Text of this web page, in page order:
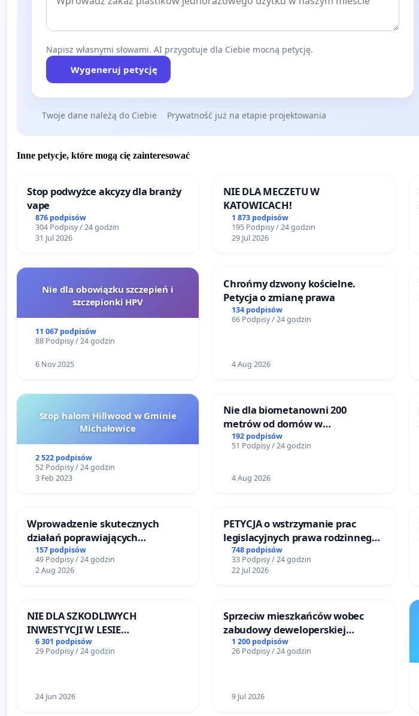
Napisz własnymi słowami. AI przygotuje dla Ciebie mocną petycję.
Wygeneruj petycję
Twoje dane należą do Ciebie Prywatność już na etapie projektowania
Inne petycje, które mogą cię zainteresować
Stop podwyżce akcyzy dla branży
vape
876 podpisów
304 Podpisy / 24 godzin
31 Jul 2026
NIE DLA MECZETU W
KATOWICACH!
1 873 podpisów
195 Podpisy / 24 godzin
29 Jul 2026
Nie dla obowiązku szczepień i
szczepionki HPV
11 067 podpisów
88 Podpisy / 24 godzin
6 Nov 2025
Chrońmy dzwony kościelne.
Petycja o zmianę prawa
134 podpisów
66 Podpisy / 24 godzin
4 Aug 2026
Stop halom Hillwood w Gminie
Michałowice
2 522 podpisów
52 Podpisy / 24 godzin
3 Feb 2023
Nie dla biometanowni 200
metrów od domów w
Biernatkach, gm. Wądroże
Wielkie
192 podpisów
51 Podpisy / 24 godzin
4 Aug 2026
Wprowadzenie skutecznych
działań poprawiających
bezpieczeństwo na ulicy
Żeromskiego w Otwocku
157 podpisów
49 Podpisy / 24 godzin
2 Aug 2026
PETYCJA o wstrzymanie prac
legislacyjnych prawa rodzinnego
narażających ofiary przemocy
748 podpisów
33 Podpisy / 24 godzin
22 Jul 2026
NIE DLA SZKODLIWYCH
INWESTYCJI W LESIE
ŁAGIEWNICKIM I ARTURÓWKU
6 301 podpisów
29 Podpisy / 24 godzin
24 Jun 2026
Sprzeciw mieszkańców wobec
zabudowy deweloperskiej
terenow zielonych w rejonie
Bulwarów Straceńskich w Bielsku-
1 200 podpisów
26 Podpisy / 24 godzin
9 Jul 2026